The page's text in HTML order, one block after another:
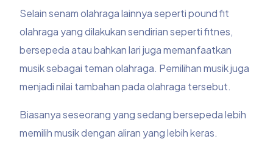
Selain senam olahraga lainnya seperti pound fit
olahraga yang dilakukan sendirian seperti fitnes,
bersepeda atau bahkan lari juga memanfaatkan
musik sebagai teman olahraga. Pemilihan musik juga
menjadi nilai tambahan pada olahraga tersebut.
Biasanya seseorang yang sedang bersepeda lebih
memilih musik dengan aliran yang lebih keras.